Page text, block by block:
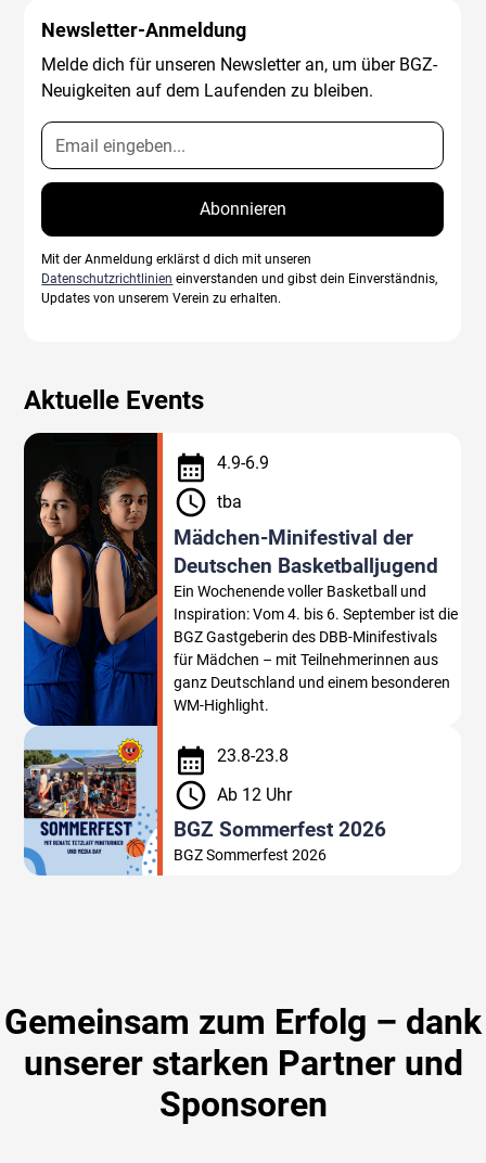
Newsletter-Anmeldung
Melde dich für unseren Newsletter an, um über BGZ-
Neuigkeiten auf dem Laufenden zu bleiben.
Mit der Anmeldung erklärst d dich mit unseren
Datenschutzrichtlinien einverstanden und gibst dein Einverständnis,
Updates von unserem Verein zu erhalten.
Aktuelle Events
4.9-6.9
tba
Mädchen-Minifestival der
Deutschen Basketballjugend
Ein Wochenende voller Basketball und
Inspiration: Vom 4. bis 6. September ist die
BGZ Gastgeberin des DBB-Minifestivals
für Mädchen – mit Teilnehmerinnen aus
ganz Deutschland und einem besonderen
WM-Highlight.
23.8-23.8
Ab 12 Uhr
BGZ Sommerfest 2026
BGZ Sommerfest 2026
Gemeinsam zum Erfolg – dank
unserer starken Partner und
Sponsoren